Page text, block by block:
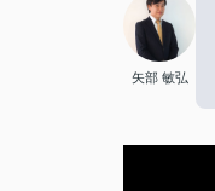
矢部 敏弘